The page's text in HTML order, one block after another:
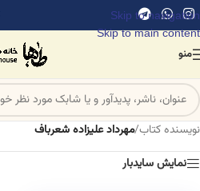
Skip to navigation
Skip to main content
منو
نویسنده کتاب/مهرداد علیزاده شعرباف
نمایش سایدبار